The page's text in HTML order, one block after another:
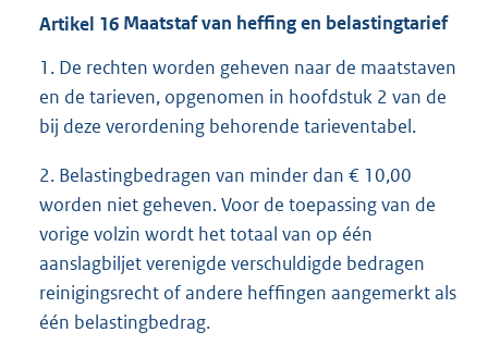
Artikel 16 Maatstaf van heffing en belastingtarief
1. De rechten worden geheven naar de maatstaven
en de tarieven, opgenomen in hoofdstuk 2 van de
bij deze verordening behorende tarieventabel.
2. Belastingbedragen van minder dan € 10,00
worden niet geheven. Voor de toepassing van de
vorige volzin wordt het totaal van op één
aanslagbiljet verenigde verschuldigde bedragen
reinigingsrecht of andere heffingen aangemerkt als
één belastingbedrag.